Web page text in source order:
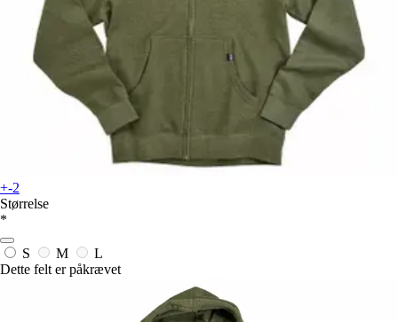
+-2
Størrelse
*
S M
L
Dette felt er påkrævet